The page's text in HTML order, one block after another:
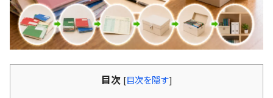
目次 [目次を隠す]